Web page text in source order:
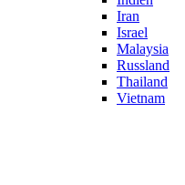
Iran
Israel
Malaysia
Russland
Thailand
Vietnam